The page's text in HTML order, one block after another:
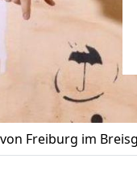
Freiburg im